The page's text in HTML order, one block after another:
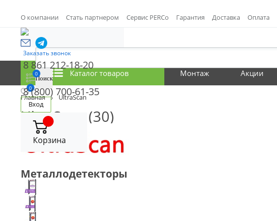
О компании Стать партнером Сервис PERCo Гарантия Доставка Оплата
Заказать звонок
8 861 212-18-20
8 (800) 700-61-35
0
0
Вход
Корзина
Каталог товаров Монтаж Акции
Главная UltraScan
UltraScan (30)
Металлодетекторы